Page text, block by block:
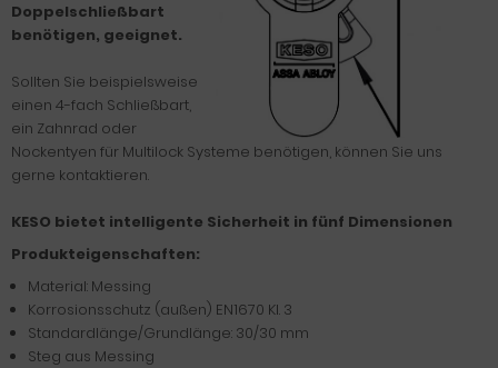
Doppelschließbart
benötigen, geeignet.
Sollten Sie beispielsweise
einen 4-fach Schließbart,
ein Zahnrad oder
Nockentyen für Multilock Systeme benötigen, können Sie uns
gerne kontaktieren.
KESO bietet intelligente Sicherheit in fünf Dimensionen
Produkteigenschaften:
Material: Messing
Korrosionsschutz (außen) EN1670 Kl. 3
Standardlänge/Grundlänge: 30/30 mm
Steg aus Messing